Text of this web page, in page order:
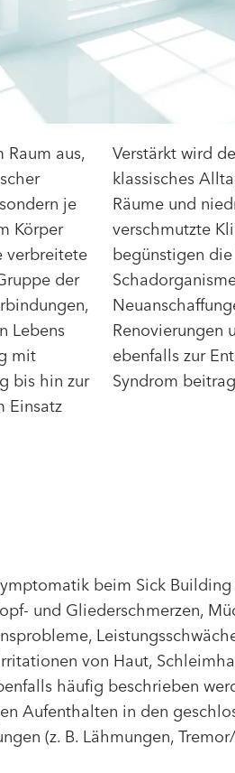
aus,
je
Körper
verbreitete
der
Lebens
mit
bis hin zur
Einsatz
Verstärkt wird
klassisches
Räume und
verschmutzte
begünstigen
Renovierungen
ebenfalls zur
Syndrom
beim Sick
und Gliederschmerzen,
von Haut,
häufig beschrieben
Aufenthalten in den
(z. B. Lähmungen,